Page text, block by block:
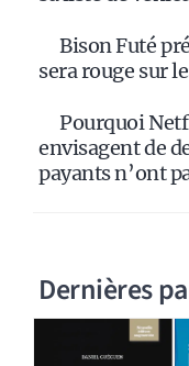
Bison Futé
sera rouge sur
Pourquoi
envisagent de
payants n’ont
Dernières